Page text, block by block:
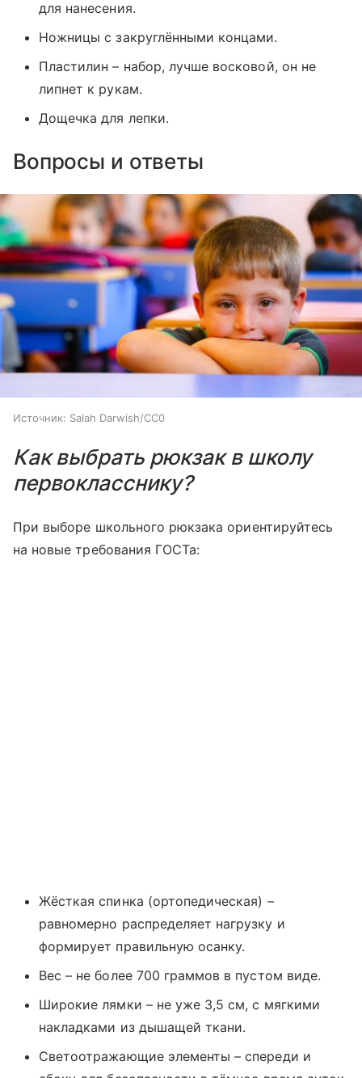
для нанесения.
Ножницы с закруглёнными концами.
Пластилин – набор, лучше восковой, он не
липнет к рукам.
Дощечка для лепки.
Вопросы и ответы
Источник: Salah Darwish/CC0
Как выбрать рюкзак в школу
первокласснику?
При выборе школьного рюкзака ориентируйтесь
на новые требования ГОСТа:
Жёсткая спинка (ортопедическая) –
равномерно распределяет нагрузку и
формирует правильную осанку.
Вес – не более 700 граммов в пустом виде.
Широкие лямки – не уже 3,5 см, с мягкими
накладками из дышащей ткани.
Светоотражающие элементы – спереди и